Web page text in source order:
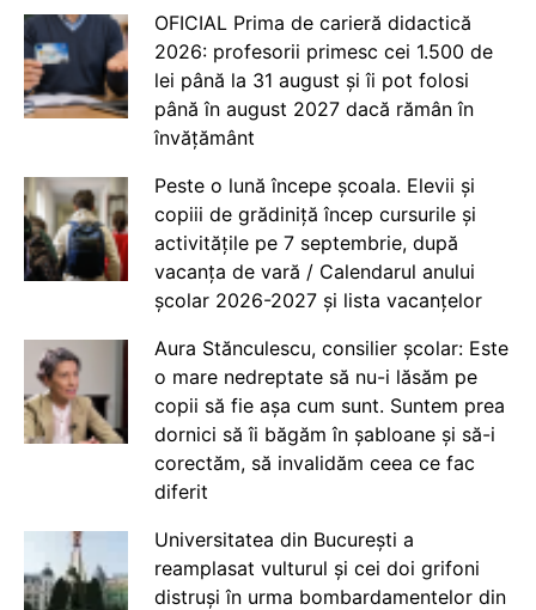
OFICIAL Prima de carieră didactică
2026: profesorii primesc cei 1.500 de
lei până la 31 august și îi pot folosi
până în august 2027 dacă rămân în
învățământ
Peste o lună începe școala. Elevii și
copiii de grădiniță încep cursurile și
activitățile pe 7 septembrie, după
vacanța de vară / Calendarul anului
școlar 2026-2027 și lista vacanțelor
Aura Stănculescu, consilier școlar: Este
o mare nedreptate să nu-i lăsăm pe
copii să fie așa cum sunt. Suntem prea
dornici să îi băgăm în șabloane și să-i
corectăm, să invalidăm ceea ce fac
diferit
Universitatea din București a
reamplasat vulturul și cei doi grifoni
distruși în urma bombardamentelor din